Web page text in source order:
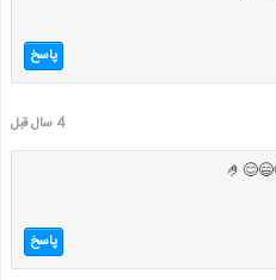
پاسخ
4 سال قبل
پاسخ